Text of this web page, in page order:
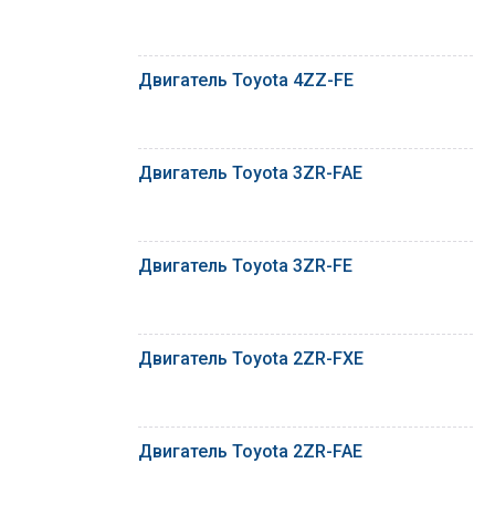
Двигатель Toyota 4ZZ-FE
Двигатель Toyota 3ZR-FAE
Двигатель Toyota 3ZR-FE
Двигатель Toyota 2ZR-FXE
Двигатель Toyota 2ZR-FAE